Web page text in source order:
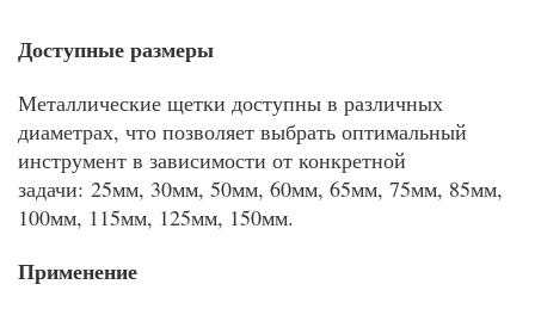
Доступные размеры
Металлические щетки доступны в различных
диаметрах, что позволяет выбрать оптимальный
инструмент в зависимости от конкретной
задачи: 25мм, 30мм, 50мм, 60мм, 65мм, 75мм, 85мм,
100мм, 115мм, 125мм, 150мм.
Применение